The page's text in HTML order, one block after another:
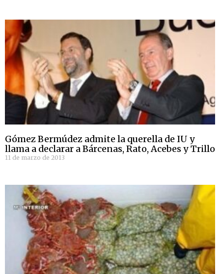
Gómez Bermúdez admite la querella de IU y
llama a declarar a Bárcenas, Rato, Acebes y Trillo
11 de marzo de 2013